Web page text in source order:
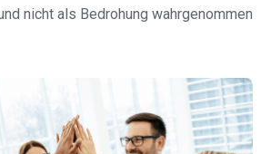
nicht als Bedrohung wahrgenommen